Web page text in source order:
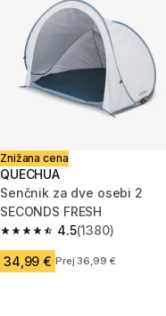
Znižana cena
QUECHUA
Senčnik za dve osebi 2
SECONDS FRESH
4.5
4.5 od 5 zvezdic from 1380
(1380)
34,99 € Prej 36,99 €